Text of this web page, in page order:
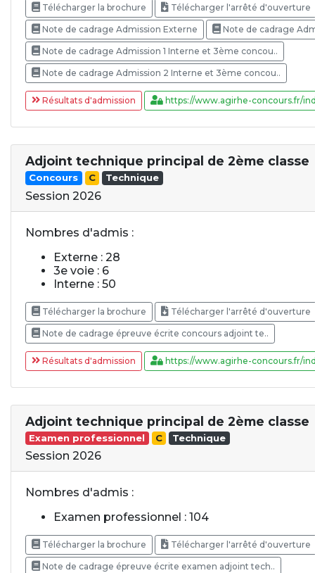
Télécharger la brochure Télécharger l'arrêté d'ouverture
Note de cadrage Admission Externe Note de cadrage
Note de cadrage Admission 1 Interne et 3ème concou..
Note de cadrage Admission 2 Interne et 3ème concou..
Résultats d'admission https://www.agirhe-concours.fr/
Adjoint technique principal de 2ème classe
Concours C Technique
Session 2026
Nombres d'admis :
Externe : 28
3e voie : 6
Interne : 50
Télécharger la brochure Télécharger l'arrêté d'ouverture
Note de cadrage épreuve écrite concours adjoint te..
Résultats d'admission https://www.agirhe-concours.fr/
Adjoint technique principal de 2ème classe
Examen professionnel C Technique
Session 2026
Nombres d'admis :
Examen professionnel : 104
Télécharger la brochure Télécharger l'arrêté d'ouverture
Note de cadrage épreuve écrite examen adjoint tech..